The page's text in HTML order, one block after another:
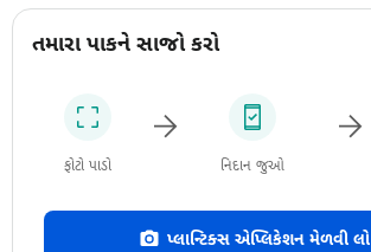
તમારા પાકને સાજો કરો
ફોટો પાડો નિદાન જુઓ
પ્લાન્ટિક્સ એપ્લિકેશન મેળવી લો